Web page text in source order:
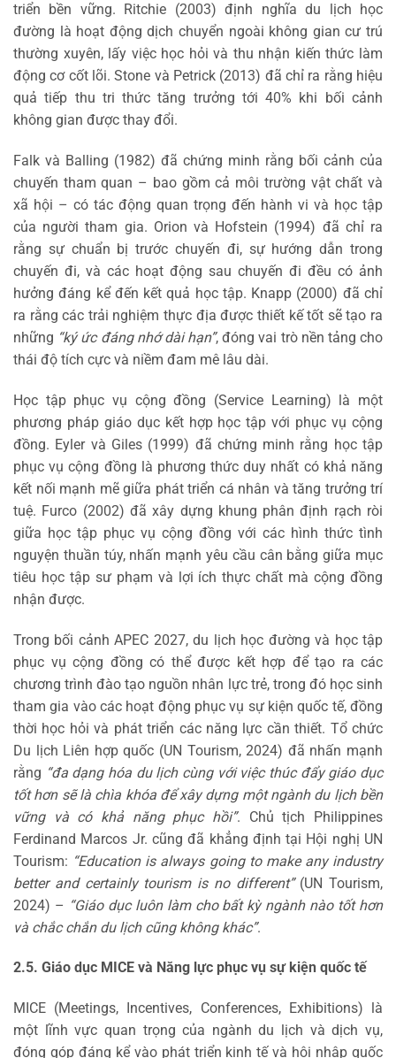
triển bền vững. Ritchie (2003) định nghĩa du lịch học
đường là hoạt động dịch chuyển ngoài không gian cư trú
thường xuyên, lấy việc học hỏi và thu nhận kiến thức làm
động cơ cốt lõi. Stone và Petrick (2013) đã chỉ ra rằng hiệu
quả tiếp thu tri thức tăng trưởng tới 40% khi bối cảnh
không gian được thay đổi.
Falk và Balling (1982) đã chứng minh rằng bối cảnh của
chuyến tham quan – bao gồm cả môi trường vật chất và
xã hội – có tác động quan trọng đến hành vi và học tập
của người tham gia. Orion và Hofstein (1994) đã chỉ ra
rằng sự chuẩn bị trước chuyến đi, sự hướng dẫn trong
chuyến đi, và các hoạt động sau chuyến đi đều có ảnh
hưởng đáng kể đến kết quả học tập. Knapp (2000) đã chỉ
ra rằng các trải nghiệm thực địa được thiết kế tốt sẽ tạo ra
những “ký ức đáng nhớ dài hạn”, đóng vai trò nền tảng cho
thái độ tích cực và niềm đam mê lâu dài.
Học tập phục vụ cộng đồng (Service Learning) là một
phương pháp giáo dục kết hợp học tập với phục vụ cộng
đồng. Eyler và Giles (1999) đã chứng minh rằng học tập
phục vụ cộng đồng là phương thức duy nhất có khả năng
kết nối mạnh mẽ giữa phát triển cá nhân và tăng trưởng trí
tuệ. Furco (2002) đã xây dựng khung phân định rạch ròi
giữa học tập phục vụ cộng đồng với các hình thức tình
nguyện thuần túy, nhấn mạnh yêu cầu cân bằng giữa mục
tiêu học tập sư phạm và lợi ích thực chất mà cộng đồng
nhận được.
Trong bối cảnh APEC 2027, du lịch học đường và học tập
phục vụ cộng đồng có thể được kết hợp để tạo ra các
chương trình đào tạo nguồn nhân lực trẻ, trong đó học sinh
tham gia vào các hoạt động phục vụ sự kiện quốc tế, đồng
thời học hỏi và phát triển các năng lực cần thiết. Tổ chức
Du lịch Liên hợp quốc (UN Tourism, 2024) đã nhấn mạnh
rằng “đa dạng hóa du lịch cùng với việc thúc đẩy giáo dục
tốt hơn sẽ là chìa khóa để xây dựng một ngành du lịch bền
vững và có khả năng phục hồi”. Chủ tịch Philippines
Ferdinand Marcos Jr. cũng đã khẳng định tại Hội nghị UN
Tourism: “Education is always going to make any industry
better and certainly tourism is no different”(UN Tourism,
2024) – “Giáo dục luôn làm cho bất kỳ ngành nào tốt hơn
và chắc chắn du lịch cũng không khác”.
2.5. Giáo dục MICE và Năng lực phục vụ sự kiện quốc tế
MICE (Meetings, Incentives, Conferences, Exhibitions) là
một lĩnh vực quan trọng của ngành du lịch và dịch vụ,
đóng góp đáng kể vào phát triển kinh tế và hội nhập quốc